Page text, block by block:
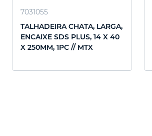
7031055
TALHADEIRA CHATA, LARGA,
ENCAIXE SDS PLUS, 14 X 40
X 250MM, 1PC // MTX